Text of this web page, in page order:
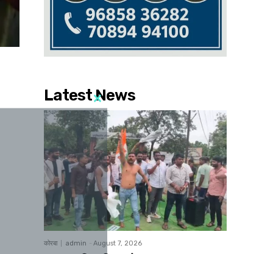
Latest News
कोरबा admin August 7, 2026